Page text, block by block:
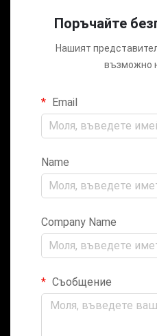
Поръчайте
Нашият
възможно
Email
Name
Company Name
Съобщение